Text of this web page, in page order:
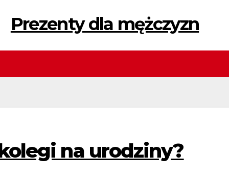
Prezenty dla mężczyzn
na urodziny?